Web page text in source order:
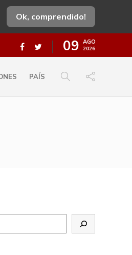
Ok, comprendido!
09 AGO
2026
PAÍS